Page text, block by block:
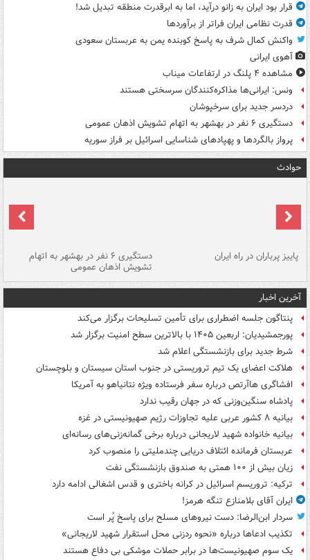
قرار بود ایران به زانو درآید، اما به ابرقدرت منطقه تبدیل شد!
قدرت نظامی ایران فراتر از برآوردها
واکنش کمال شرف به پاسخ کوبنده یمن به عربستان سعودی
آهوی ایرانی
مشاهده ۴ پلنگ در ارتفاعات میناب
ونس: ایرانی‌ها مذاکره‌کنندگان سرسختی هستند
دردسر جدید برای سرخپوشان
دستگیری ۶ نفر در بهشهر به اتهام تشویش اذهان عمومی
پرواز بالگردها و پهپادهای شناسایی اسرائیل بر فراز سوریه
حوادث
پاییز پرباران در راه ایران دستگیری ۶ نفر در بهشهر به اتهام
تشویش اذهان عمومی
آخرین اخبار
پنتاگون جلسه اضطراری برای تأمین تسلیحات برگزار می‌کند
پورجمشیدیان: اربعین ۱۴۰۵ با بالاترین سطح امنیت برگزار شد
شرط جدید برای بازنشستگی اعلام شد
هلاکت اعضای یک تیم تروریستی در جنوب استان سیستان و بلوچستان
افشاگری هاآرتص درباره سفر فرستاده ویژه نتانیاهو به آمریکا
پادشاه سنگین‌وزنی که در جهان رقیب ندارد
بیانیه ۸ کشور عربی علیه تجاوزات رژیم صهیونیستی در غزه
بیانیه خانواده شهید لاریجانی درباره برخی گمانه‌زنی‌های رسانه‌ای
عربستان فرمانده ائتلاف دریایی چندملیتی را منصوب کرد
زیان بیش از ۱۰۰ همتی به صندوق‌ بازنشستگی نفت
ترکیه: تروریسم اسرائیل در کرانه باختری و قدس اشغالی ادامه دارد
ایران آقای بلامنازع تنگه هرمز!
سردار ابن‌الرضا: دست نیروهای مسلح برای پاسخ پُر است
تکذیب ادعاها درباره «نحوه ردزنی محل استقرار شهید لاریجانی»
یک‌ سوم صهیونیست‌ها در برابر حملات موشکی بی دفاع هستند